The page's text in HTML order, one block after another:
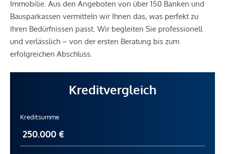
Immobilie. Aus den Angeboten von über 150 Banken und
Bausparkassen vermitteln wir Ihnen das, was perfekt zu
Ihren Bedürfnissen passt. Wir begleiten Sie professionell
und verlässlich – von der ersten Beratung bis zum
erfolgreichen Abschluss.
Kreditvergleich
Kreditsumme